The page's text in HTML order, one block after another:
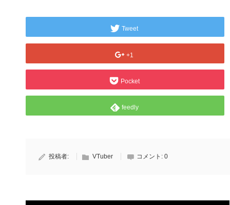
Tweet
+1
Pocket
feedly
投稿者: VTuber コメント: 0